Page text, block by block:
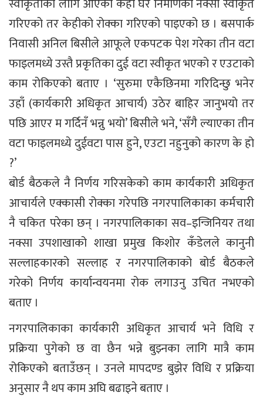
गरिएको तर केहीको रोक्का गरिएको पाइएको छ । बसपार्क
निवासी अनिल बिसीले आफूले एकपटक पेश गरेका तीन वटा
फाइलमध्ये उस्तै प्रकृतिका दुई वटा स्वीकृत भएको र एउटाको
काम रोकिएको बताए । ‘सुरुमा एकैछिनमा गरिदिन्छु भनेर
उहाँ (कार्यकारी अधिकृत आचार्य) उठेर बाहिर जानुभयो तर
पछि आएर म गर्दिनँ भन्नु भयो’ बिसीले भने, ‘सँगै ल्याएका तीन
वटा फाइलमध्ये दुईवटा पास हुने, एउटा नहुनुको कारण के हो
?’
बोर्ड बैठकले नै निर्णय गरिसकेको काम कार्यकारी अधिकृत
आचार्यले एक्कासी रोक्का गरेपछि नगरपालिकाका कर्मचारी
नै चकित परेका छन् । नगरपालिकाका सव–इन्जिनियर तथा
नक्सा उपशाखाको शाखा प्रमुख किशोर कँडेलले कानुनी
सल्लाहकारको सल्लाह र नगरपालिकाको बोर्ड बैठकले
गरेको निर्णय कार्यान्वयनमा रोक लगाउनु उचित नभएको
बताए ।
नगरपालिकाका कार्यकारी अधिकृत आचार्य भने विधि र
प्रक्रिया पुगेको छ वा छैन भन्ने बुझ्नका लागि मात्रै काम
रोकिएको बताउँछन् । उनले मापदण्ड बुझेर विधि र प्रक्रिया
अनुसार नै थप काम अघि बढाइने बताए ।